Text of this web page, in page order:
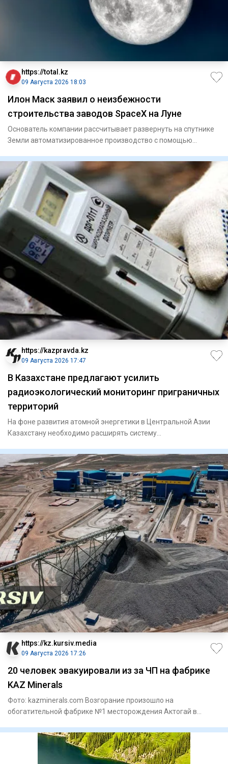
https://total.kz
09 Августа 2026 18:03
Илон Маск заявил о неизбежности
строительства заводов SpaceX на Луне
Основатель компании рассчитывает развернуть на спутнике
Земли автоматизированное производство с помощью
https://kazpravda.kz
09 Августа 2026 17:47
В Казахстане предлагают усилить
радиоэкологический мониторинг приграничных
территорий
На фоне развития атомной энергетики в Центральной Азии
Казахстану необходимо расширять систему
https://kz.kursiv.media
09 Августа 2026 17:26
20 человек эвакуировали из за ЧП на фабрике
KAZ Minerals
Фото: kazminerals.com Возгорание произошло на
обогатительной фабрике №1 месторождения Актогай в